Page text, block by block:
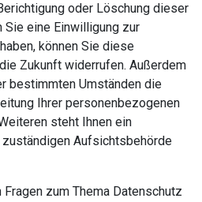
oder Löschung dieser
Sie eine Einwilligung zur
können Sie diese
Zukunft widerrufen. Außerdem
bestimmten Umständen die
Ihrer personenbezogenen
steht Ihnen ein
Aufsichtsbehörde
zum Thema Datenschutz